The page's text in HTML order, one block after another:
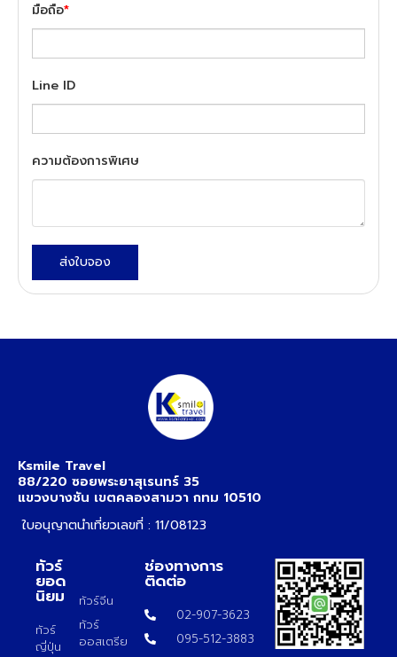
มือถือ*
Line ID
ความต้องการพิเศษ
ส่งใบจอง
Ksmile Travel
88/220 ซอยพระยาสุเรนทร์ 35
แขวงบางชัน เขตคลองสามวา กทม 10510
ใบอนุญาตนำเที่ยวเลขที่ : 11/08123
ทัวร์
ยอด
นิยม
ทัวร์
ญี่ปุ่น
ทัวร์จีน
ทัวร์
ออสเตรีย
ช่องทางการ
ติดต่อ
02-907-3623
095-512-3883